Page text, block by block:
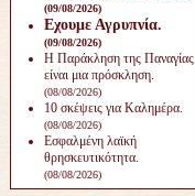
(09/08/2026)
Εχουμε Αγρυπνία.
(09/08/2026)
Η Παράκληση της Παναγίας
είναι μια πρόσκληση.
(08/08/2026)
10 σκέψεις για Καλημέρα.
(08/08/2026)
Εσφαλμένη λαϊκή
θρησκευτικότητα.
(08/08/2026)